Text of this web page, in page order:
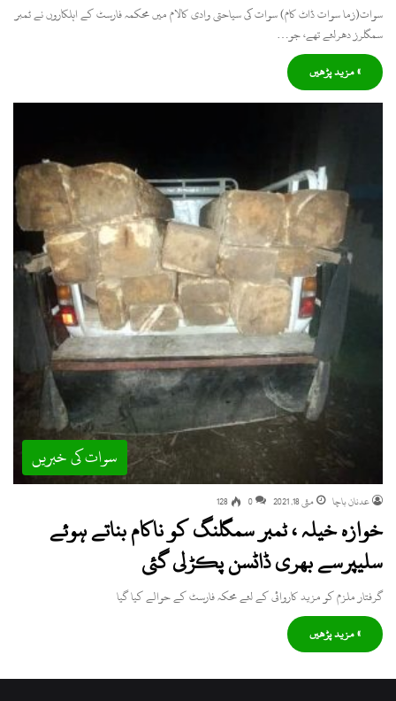
سوات(زما سوات ڈاٹ کام) سوات کی سیاحتی وادی کالام میں محکمہ فارسٹ کے اہلکاروں نے ٹمبر
سمگلرز دھرلئے تھے، جو…
» مزید پڑھیں
سوات کی خبریں
عدنان باچا مئی 18, 2021 0
128
خوازہ خیلہ ، ٹمبر سمگلنگ کو ناکام بناتے ہوئے
سلیپرسے بھری ڈاٹسن پکڑلی گئی
گرفتار ملزم کو مزید کاروائی کے لئے محکہ فارسٹ کے حوالے کیا گیا
» مزید پڑھیں